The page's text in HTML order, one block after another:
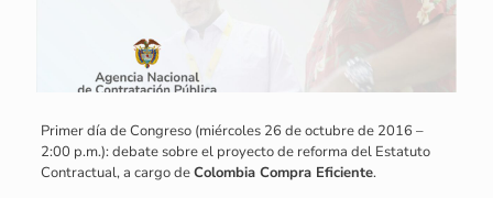
Primer día de Congreso (miércoles 26 de octubre de 2016 –
2:00 p.m.): debate sobre el proyecto de reforma del Estatuto
Contractual, a cargo deColombia Compra Eficiente.